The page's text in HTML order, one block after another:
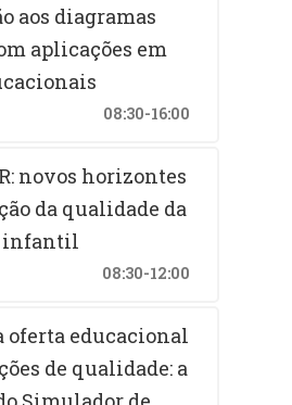
aos diagramas
aplicações em
08:30-16:00
novos horizontes
da qualidade da
infantil
08:30-12:00
oferta educacional
de qualidade: a